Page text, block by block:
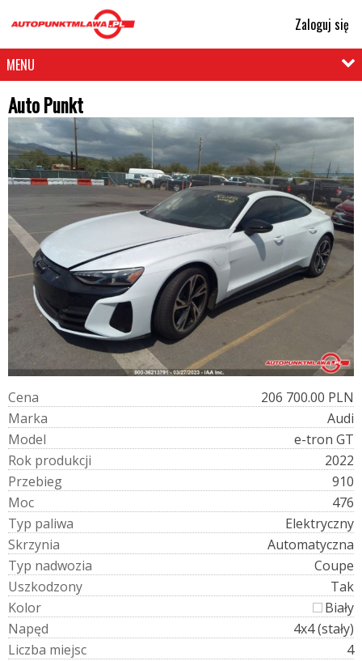
Zaloguj się
MENU
Auto Punkt
Cena
206 700.00 PLN
Marka
Audi
Model
e-tron GT
Rok produkcji
2022
Przebieg
910
Moc
476
Typ paliwa
Elektryczny
Skrzynia
Automatyczna
Typ nadwozia
Coupe
Uszkodzony
Tak
Kolor
Biały
Napęd
4x4 (stały)
Liczba miejsc
4